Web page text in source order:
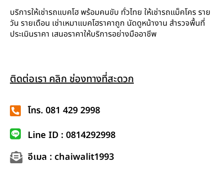
บริการให้เช่ารถแบคโฮ พร้อมคนขับ ทั่วไทย ให้เช่ารถแม็คโคร ราย
วัน รายเดือน เช่าเหมาแบคโฮราคาถูก นัดดูหน้างาน สำรวจพื้นที่
ประเมินราคา เสนอราคาให้บริการอย่างมืออาชีพ
ติดต่อเรา คลิก ช่องทางที่สะดวก
โทร. 081 429 2998
Line ID : 0814292998
อีเมล : chaiwalit1993